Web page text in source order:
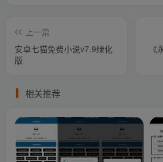
上一篇
安卓七猫免费小说v7.9绿化
版
《
相关推荐